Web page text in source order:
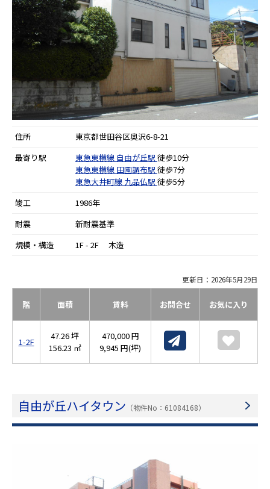
住所
東京都世田谷区奥沢6-8-21
最寄り駅
東急東横線 自由が丘駅 徒歩10分
東急東横線 田園調布駅 徒歩7分
東急大井町線 九品仏駅 徒歩5分
竣工
1986年
耐震
新耐震基準
規模・構造
1F - 2F 木造
更新日：2026年5月29日
階 面積 賃料 お問合せ お気に入り
1-2F
47.26 坪
156.23 ㎡
470,000 円
9,945 円(坪)
自由が丘ハイタウン （物件No：61084168）